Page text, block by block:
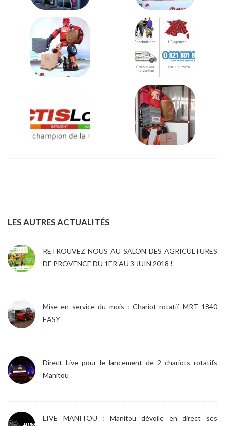
LES AUTRES ACTUALITÉS
RETROUVEZ NOUS AU SALON DES AGRICULTURES
DE PROVENCE DU 1ER AU 3 JUIN 2018 !
Mise en service du mois : Chariot rotatif MRT 1840
EASY
Direct Live pour le lancement de 2 chariots rotatifs
Manitou
LIVE MANITOU : Manitou dévoile en direct ses